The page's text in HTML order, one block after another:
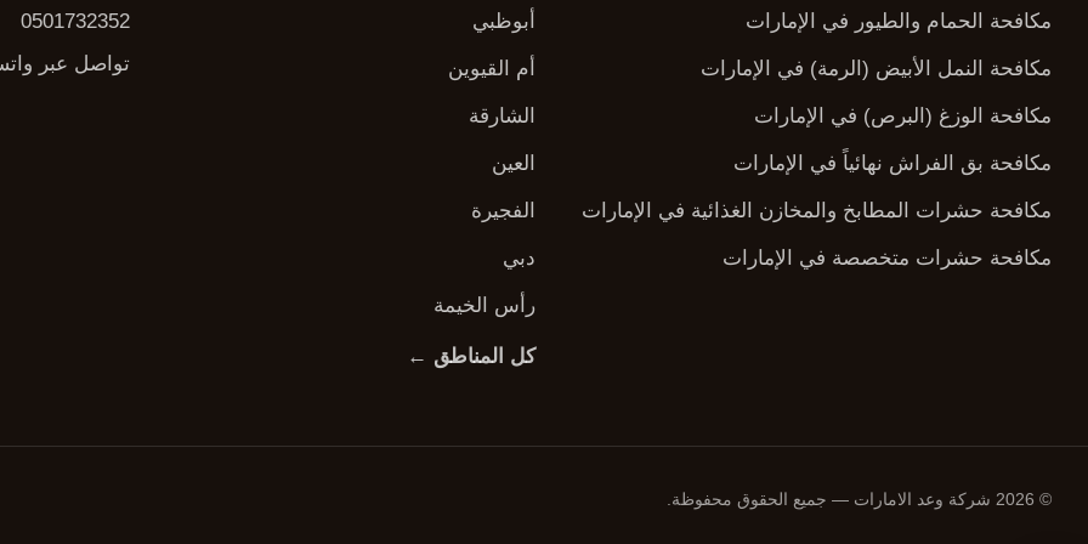
مكافحة الحمام والطيور في الإمارات
مكافحة النمل الأبيض (الرمة) في الإمارات
مكافحة الوزغ (البرص) في الإمارات
مكافحة بق الفراش نهائياً في الإمارات
مكافحة حشرات المطابخ والمخازن الغذائية في الإمارات
مكافحة حشرات متخصصة في الإمارات
أبوظبي
أم القيوين
الشارقة
العين
الفجيرة
دبي
رأس الخيمة
كل المناطق ←
0501732352
تواصل عبر
© 2026 شركة وعد الامارات — جميع الحقوق محفوظة.